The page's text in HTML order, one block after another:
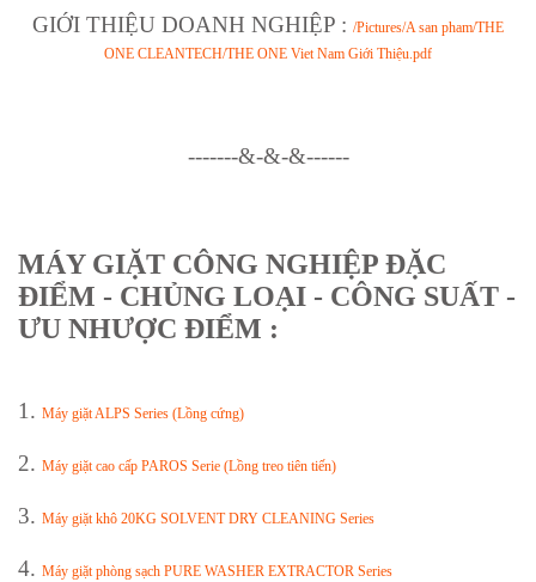
GIỚI THIỆU DOANH NGHIỆP : /Pictures/A san pham/THE
ONE CLEANTECH/THE ONE Viet Nam Giới Thiệu.pdf
-------&-&-&------
MÁY GIẶT CÔNG NGHIỆP ĐẶC
ĐIỂM - CHỦNG LOẠI - CÔNG SUẤT -
ƯU NHƯỢC ĐIỂM :
1. Máy giặt ALPS Series (Lồng cứng)
2. Máy giặt cao cấp PAROS Serie (Lồng treo tiên tiến)
3. Máy giặt khô 20KG SOLVENT DRY CLEANING Series
4. Máy giặt phòng sạch PURE WASHER EXTRACTOR Series